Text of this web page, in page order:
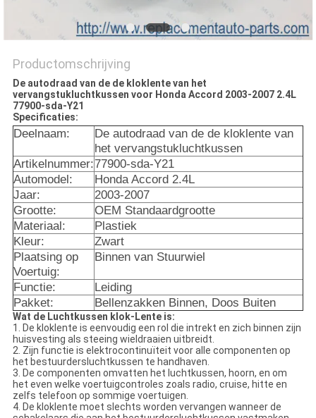
Productomschrijving
De autodraad van de de kloklente van het
vervangstukluchtkussen voor Honda Accord 2003-2007 2.4L
77900-sda-Y21
Specificaties:
Deelnaam:
De autodraad van de de kloklente van
het vervangstukluchtkussen
Artikelnummer:77900-sda-Y21
Automodel:
Honda Accord 2.4L
Jaar:
2003-2007
Grootte:
OEM Standaardgrootte
Materiaal:
Plastiek
Kleur:
Zwart
Plaatsing op
Voertuig:
Binnen van Stuurwiel
Functie:
Leiding
Pakket:
Bellenzakken Binnen, Doos Buiten
Wat de Luchtkussen klok-Lente is:
1. De kloklente is eenvoudig een rol die intrekt en zich binnen zijn
huisvesting als steeing wieldraaien uitbreidt.
2. Zijn functie is elektrocontinuïteit voor alle componenten op
het bestuurdersluchtkussen te handhaven.
3. De componenten omvatten het luchtkussen, hoorn, en om
het even welke voertuigcontroles zoals radio, cruise, hitte en
zelfs telefoon op sommige voertuigen.
4. De kloklente moet slechts worden vervangen wanneer de